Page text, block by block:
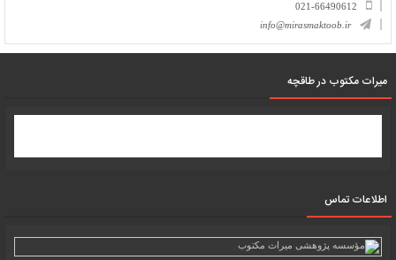
021-66490612
info@mirasmaktoob.ir
میرات مکتوب در طاقچه
اطلاعات تماس